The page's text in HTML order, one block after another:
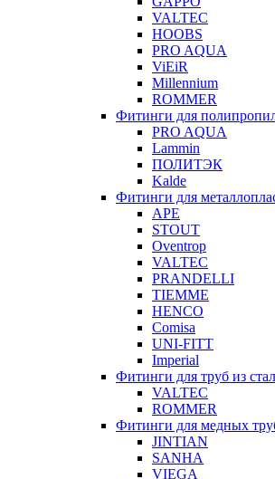
VALTEC
HOOBS
PRO AQUA
ViEiR
Millennium
ROMMER
Фитинги для
PRO AQUA
Lammin
ПОЛИТЭК
Kalde
Фитинги для
APE
STOUT
Oventrop
VALTEC
PRANDELLI
TIEMME
HENCO
Comisa
UNI-FITT
Imperial
Фитинги для труб из
VALTEC
ROMMER
Фитинги для медных
JINTIAN
SANHA
VIEGA